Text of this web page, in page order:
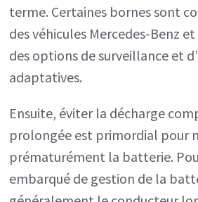
terme. Certaines bornes sont
des véhicules Mercedes-Benz
des options de surveillance et
adaptatives.
Ensuite, éviter la décharge
prolongée est primordial pour
prématurément la batterie.
embarqué de gestion de la